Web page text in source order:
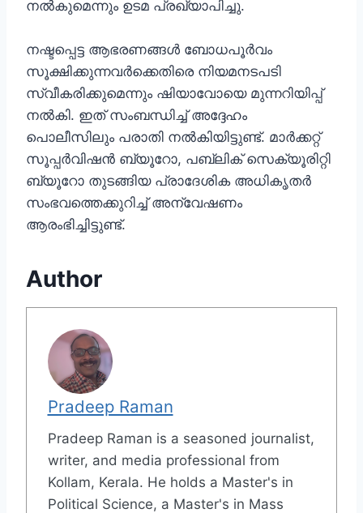
നൽകുമെന്നും ഉടമ പ്രഖ്യാപിച്ചു.
നഷ്ടപ്പെട്ട ആഭരണങ്ങൾ ബോധപൂർവം
സൂക്ഷിക്കുന്നവർക്കെതിരെ നിയമനടപടി
സ്വീകരിക്കുമെന്നും ഷിയാവോയെ മുന്നറിയിപ്പ്
നൽകി. ഇത് സംബന്ധിച്ച് അദ്ദേഹം
പൊലീസിലും പരാതി നല്‍കിയിട്ടുണ്ട്. മാർക്കറ്റ്
സൂപ്പർവിഷൻ ബ്യൂറോ, പബ്ലിക് സെക്യൂരിറ്റി
ബ്യൂറോ തുടങ്ങിയ പ്രാദേശിക അധികൃതർ
സംഭവത്തെക്കുറിച്ച് അന്വേഷണം
ആരംഭിച്ചിട്ടുണ്ട്.
Author
Pradeep Raman
Pradeep Raman is a seasoned journalist,
writer, and media professional from
Kollam, Kerala. He holds a Master's in
Political Science, a Master's in Mass